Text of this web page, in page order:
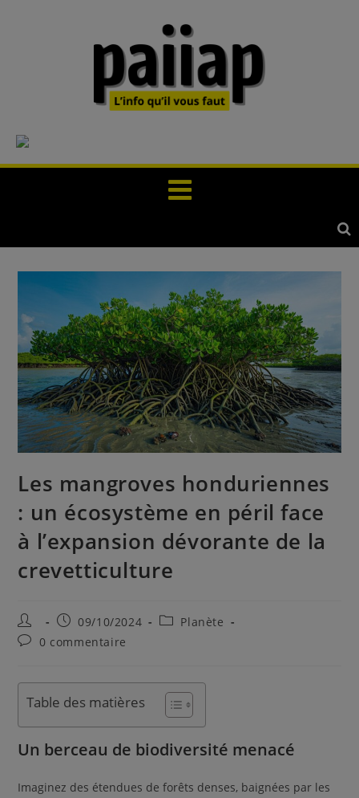
Les mangroves honduriennes
: un écosystème en péril face
à l’expansion dévorante de la
crevetticulture
09/10/2024
Planète
0 commentaire
Table des matières
Un berceau de biodiversité menacé
Imaginez des étendues de forêts denses, baignées par les